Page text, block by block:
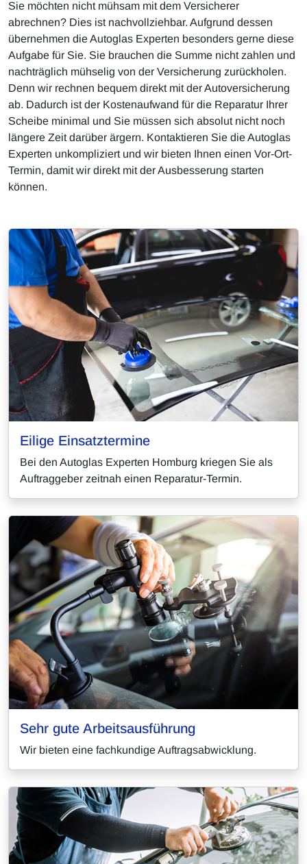
Sie möchten nicht mühsam mit dem Versicherer
abrechnen? Dies ist nachvollziehbar. Aufgrund dessen
übernehmen die Autoglas Experten besonders gerne diese
Aufgabe für Sie. Sie brauchen die Summe nicht zahlen und
nachträglich mühselig von der Versicherung zurückholen.
Denn wir rechnen bequem direkt mit der Autoversicherung
ab. Dadurch ist der Kostenaufwand für die Reparatur Ihrer
Scheibe minimal und Sie müssen sich absolut nicht noch
längere Zeit darüber ärgern. Kontaktieren Sie die Autoglas
Experten unkompliziert und wir bieten Ihnen einen Vor-Ort-
Termin, damit wir direkt mit der Ausbesserung starten
können.
Eilige Einsatztermine
Bei den Autoglas Experten Homburg kriegen Sie als
Auftraggeber zeitnah einen Reparatur-Termin.
Sehr gute Arbeitsausführung
Wir bieten eine fachkundige Auftragsabwicklung.